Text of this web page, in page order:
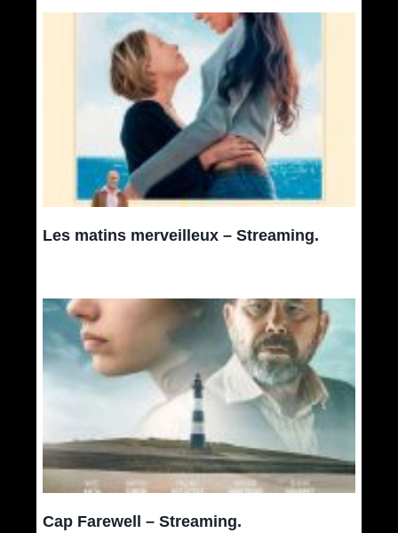
Les matins merveilleux – Streaming.
Cap Farewell – Streaming.